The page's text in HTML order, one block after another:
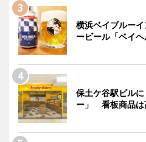
横浜ベイブルー
ービール「ベイヘ
保土ケ谷駅ビル
ー」 看板商品は